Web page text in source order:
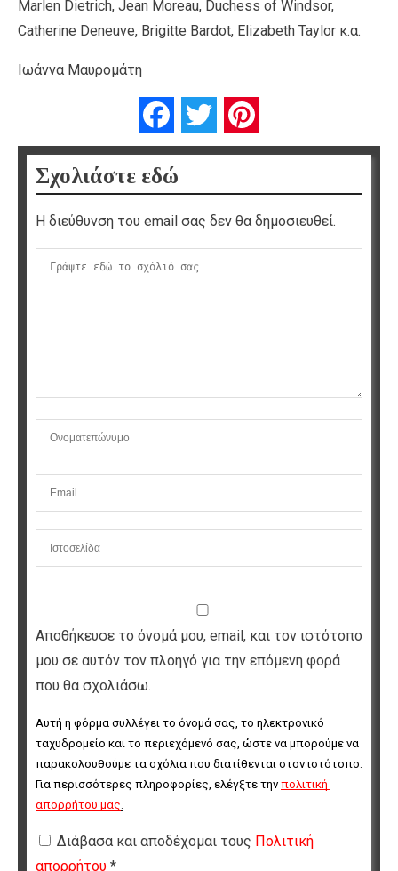
Marlen Dietrich, Jean Moreau, Duchess of Windsor,
Catherine Deneuve, Βrigitte Bardot, Elizabeth Taylor κ.α.
Ιωάννα Μαυρομάτη
FacebookTwitter
Σχολιάστε εδώ
Η διεύθυνση του email σας δεν θα δημοσιευθεί.
Αποθήκευσε το όνομά μου, email, και τον ιστότοπο
μου σε αυτόν τον πλοηγό για την επόμενη φορά
που θα σχολιάσω.
Αυτή η φόρμα συλλέγει το όνομά σας, το ηλεκτρονικό
ταχυδρομείο και το περιεχόμενό σας, ώστε να μπορούμε να
παρακολουθούμε τα σχόλια που διατίθενται στον ιστότοπο.
Για περισσότερες πληροφορίες, ελέγξτε την πολιτική
απορρήτου μας
Διάβασα και αποδέχομαι τους Πολιτική
απορρήτου *